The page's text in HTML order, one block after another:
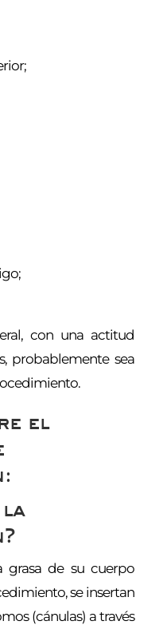
con una actitud
probablemente sea
el
la
grasa de su cuerpo
se insertan
(cánulas) a través